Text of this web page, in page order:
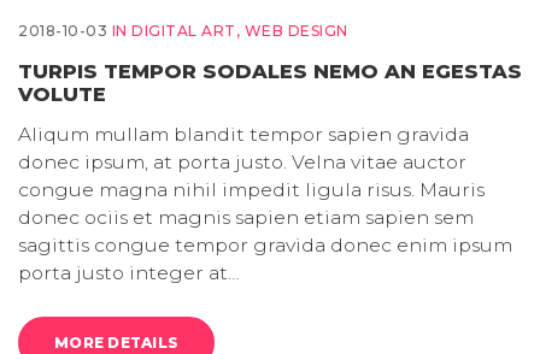
2018-10-03 IN DIGITAL ART , WEB DESIGN
TURPIS TEMPOR SODALES NEMO AN EGESTAS
VOLUTE
Aliqum mullam blandit tempor sapien gravida
donec ipsum, at porta justo. Velna vitae auctor
congue magna nihil impedit ligula risus. Mauris
donec ociis et magnis sapien etiam sapien sem
sagittis congue tempor gravida donec enim ipsum
porta justo integer at…
MORE DETAILS